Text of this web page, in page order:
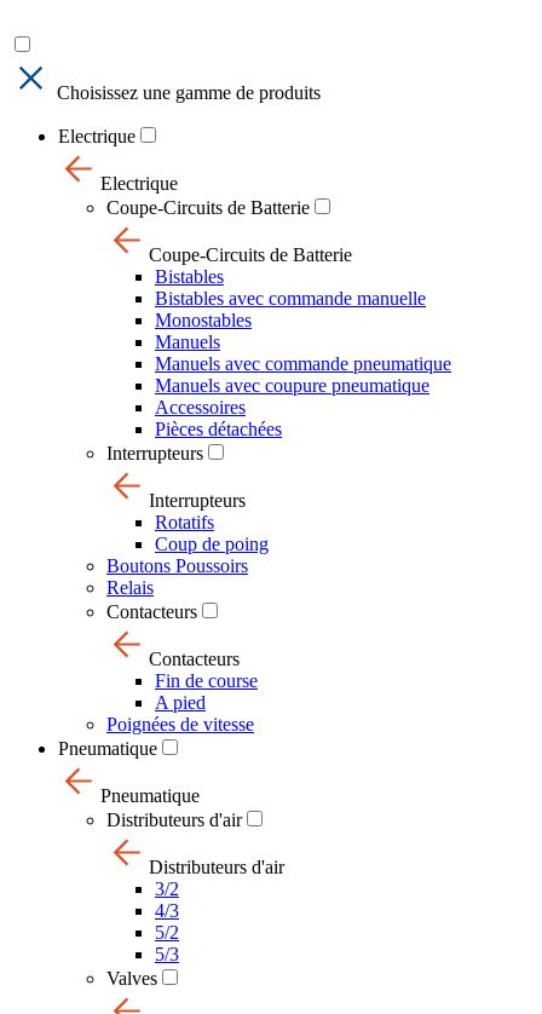
Choisissez une gamme de produits
Electrique
Electrique
Coupe-Circuits de Batterie
Coupe-Circuits de Batterie
Bistables
Bistables avec commande manuelle
Monostables
Manuels
Manuels avec commande pneumatique
Manuels avec coupure pneumatique
Accessoires
Pièces détachées
Interrupteurs
Interrupteurs
Rotatifs
Coup de poing
Boutons Poussoirs
Relais
Contacteurs
Contacteurs
Fin de course
A pied
Poignées de vitesse
Pneumatique
Pneumatique
Distributeurs d'air
Distributeurs d'air
3/2
4/3
5/2
5/3
Valves